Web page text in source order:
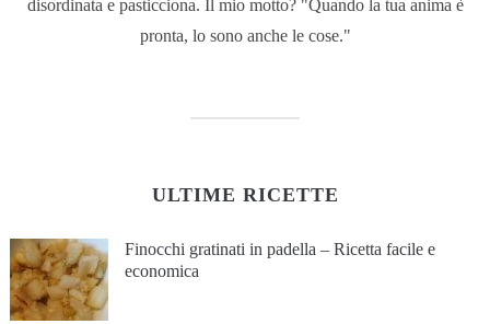
disordinata e pasticciona. Il mio motto? "Quando la tua anima è
pronta, lo sono anche le cose."
ULTIME RICETTE
Finocchi gratinati in padella – Ricetta facile e
economica